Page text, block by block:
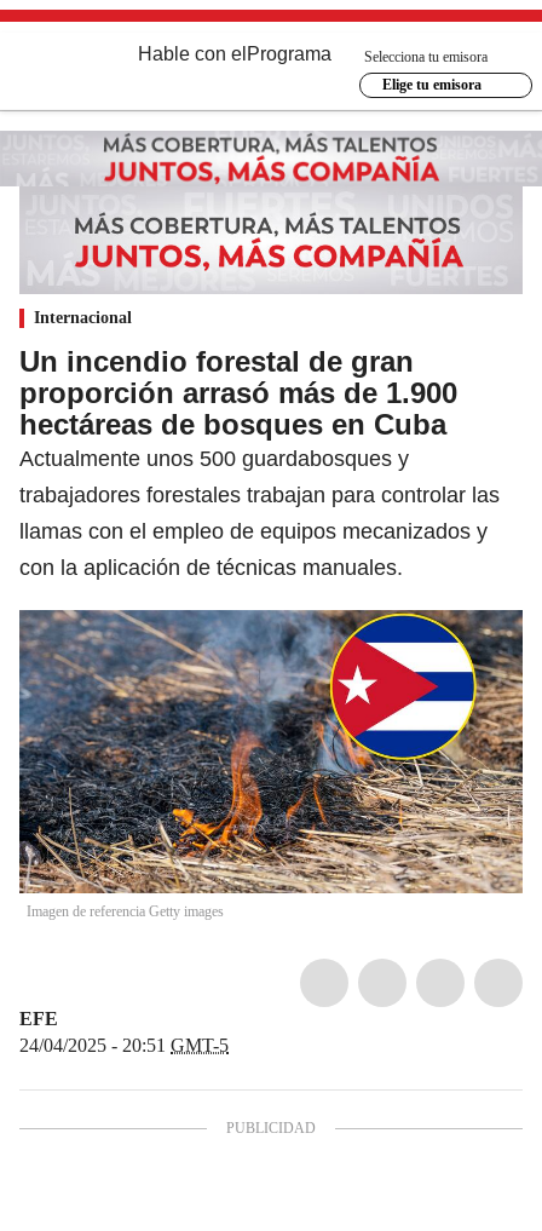
Hable con el Programa
Selecciona tu emisora
Elige tu emisora
Internacional
Un incendio forestal de gran
proporción arrasó más de 1.900
hectáreas de bosques en Cuba
Actualmente unos 500 guardabosques y
trabajadores forestales trabajan para controlar las
llamas con el empleo de equipos mecanizados y
con la aplicación de técnicas manuales.
Imagen de referencia Getty images
EFE
24/04/2025 - 20:51 GMT-5